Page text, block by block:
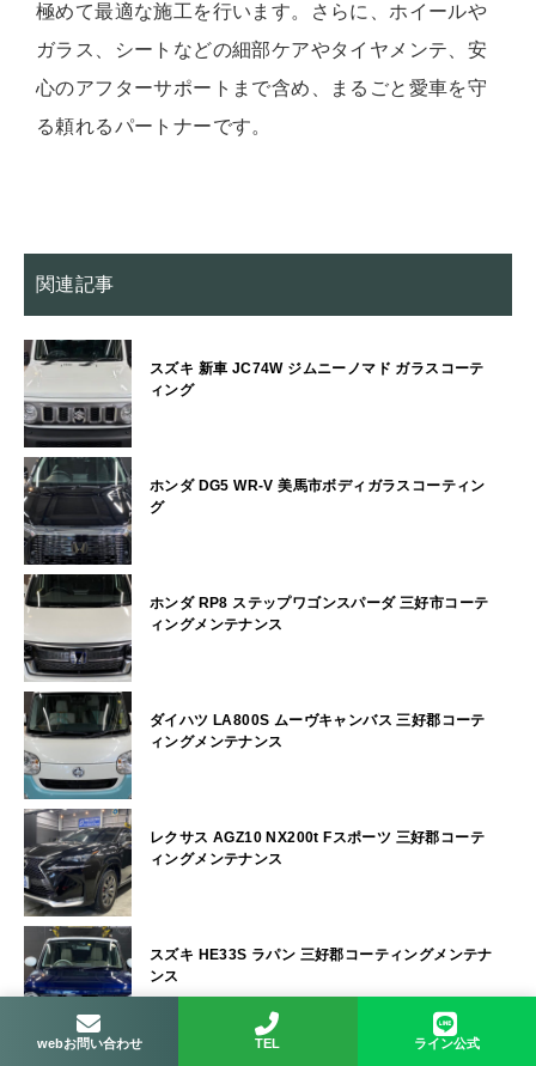
極めて最適な施工を行います。さらに、ホイールや
ガラス、シートなどの細部ケアやタイヤメンテ、安
心のアフターサポートまで含め、まるごと愛車を守
る頼れるパートナーです。
関連記事
スズキ 新車 JC74W ジムニーノマド ガラスコーテ
ィング
ホンダ DG5 WR-V 美馬市ボディガラスコーティン
グ
ホンダ RP8 ステップワゴンスパーダ 三好市コーテ
ィングメンテナンス
ダイハツ LA800S ムーヴキャンバス 三好郡コーテ
ィングメンテナンス
レクサス AGZ10 NX200t Fスポーツ 三好郡コーテ
ィングメンテナンス
スズキ HE33S ラパン 三好郡コーティングメンテナ
ンス
webお問い合わせ TEL ライン公式